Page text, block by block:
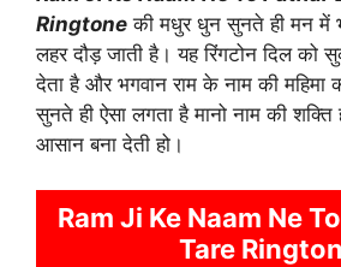
Ringtone की मधुर धुन सुनते ही मन में
लहर दौड़ जाती है। यह रिंगटोन दिल
देता है और भगवान राम के नाम की महिमा
सुनते ही ऐसा लगता है मानो नाम की शक्ति
आसान बना देती हो।
Ram Ji Ke Naam Ne
Tare